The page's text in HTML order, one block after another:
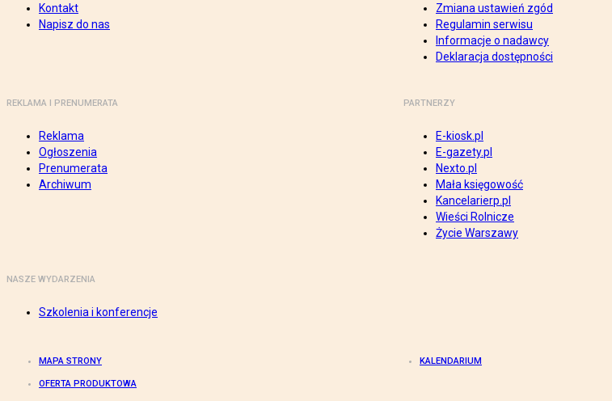
Kontakt
Napisz do nas
Zmiana ustawień zgód
Regulamin serwisu
Informacje o nadawcy
Deklaracja dostępności
REKLAMA I PRENUMERATA
Reklama
Ogłoszenia
Prenumerata
Archiwum
PARTNERZY
E-kiosk.pl
E-gazety.pl
Nexto.pl
Mała księgowość
Kancelarierp.pl
Wieści Rolnicze
Życie Warszawy
NASZE WYDARZENIA
Szkolenia i konferencje
MAPA STRONY KALENDARIUM
OFERTA PRODUKTOWA